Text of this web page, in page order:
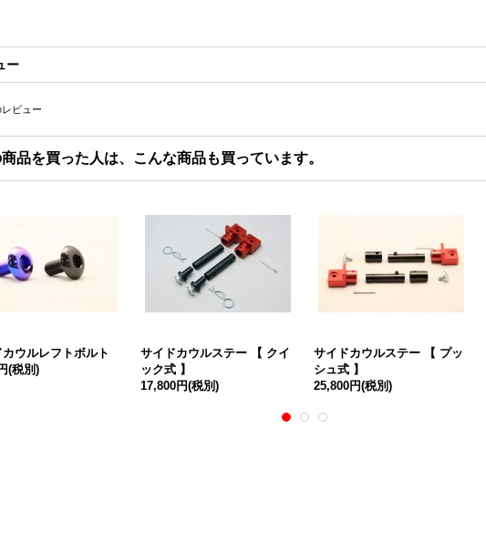
ー
ビュー
品を買った人は、こんな商品も買っています。
ウルレフトボルト
(税別)
サイドカウルステー 【 クイ
ック式 】
17,800円(税別)
サイドカウルステー 【 プッ
シュ式 】
25,800円(税別)